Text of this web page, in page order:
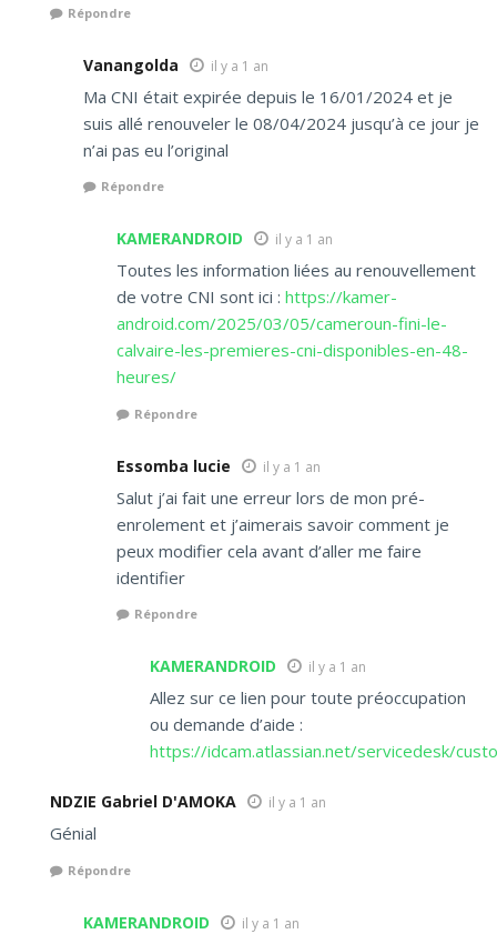
Répondre
Vanangolda il y a 1 an
Ma CNI était expirée depuis le 16/01/2024 et je
suis allé renouveler le 08/04/2024 jusqu’à ce jour je
n’ai pas eu l’original
Répondre
KAMERANDROID il y a 1 an
Toutes les information liées au renouvellement
de votre CNI sont ici : https://kamer-
android.com/2025/03/05/cameroun-fini-le-
calvaire-les-premieres-cni-disponibles-en-48-
heures/
Répondre
Essomba lucie il y a 1 an
Salut j’ai fait une erreur lors de mon pré-
enrolement et j’aimerais savoir comment je
peux modifier cela avant d’aller me faire
identifier
Répondre
KAMERANDROID il y a 1 an
Allez sur ce lien pour toute préoccupation
ou demande d’aide :
https://idcam.atlassian.net/servicedesk/
NDZIE Gabriel D'AMOKA il y a 1 an
Génial
Répondre
KAMERANDROID il y a 1 an